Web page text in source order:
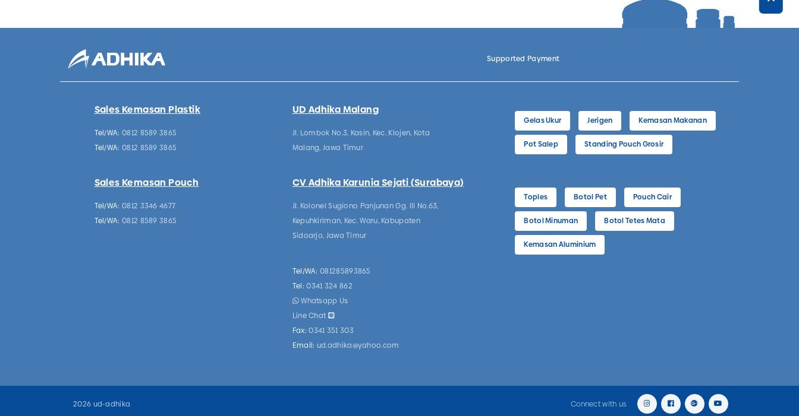
Supported Payment
Sales Kemasan Plastik
Tel/WA: 0812 8589 3865
Tel/WA: 0812 8589 3865
Sales Kemasan Pouch
Tel/WA: 0812 3346 4677
Tel/WA: 0812 8589 3865
UD Adhika Malang
Jl. Lombok No.3, Kasin, Kec. Klojen, Kota
Malang, Jawa Timur
CV Adhika Karunia Sejati (Surabaya)
Jl. Kolonel Sugiono Panjunan Gg. III No.63,
Kepuhkiriman, Kec. Waru, Kabupaten
Sidoarjo, Jawa Timur
Tel/WA: 081285893865
Tel: 0341 324 862
Whatsapp Us
Line Chat
Fax: 0341 351 303
Email: ud.adhika@yahoo.com
Gelas Ukur Jerigen Kemasan Makanan
Pot Salep Standing Pouch Grosir
Toples Botol Pet Pouch Cair
Botol Minuman Botol Tetes Mata
Kemasan Aluminium
2026 ud-adhika Connect with us